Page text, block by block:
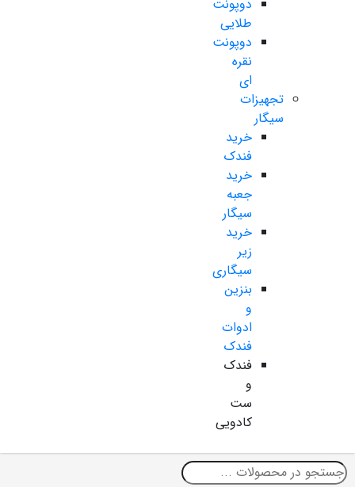
دوپونت
طلایی
دوپونت
نقره
ای
تجهیزات
سیگار
خرید
فندک
خرید
جعبه
سیگار
خرید
زیر
سیگاری
بنزین
و
ادوات
فندک
فندک
و
ست
کادویی